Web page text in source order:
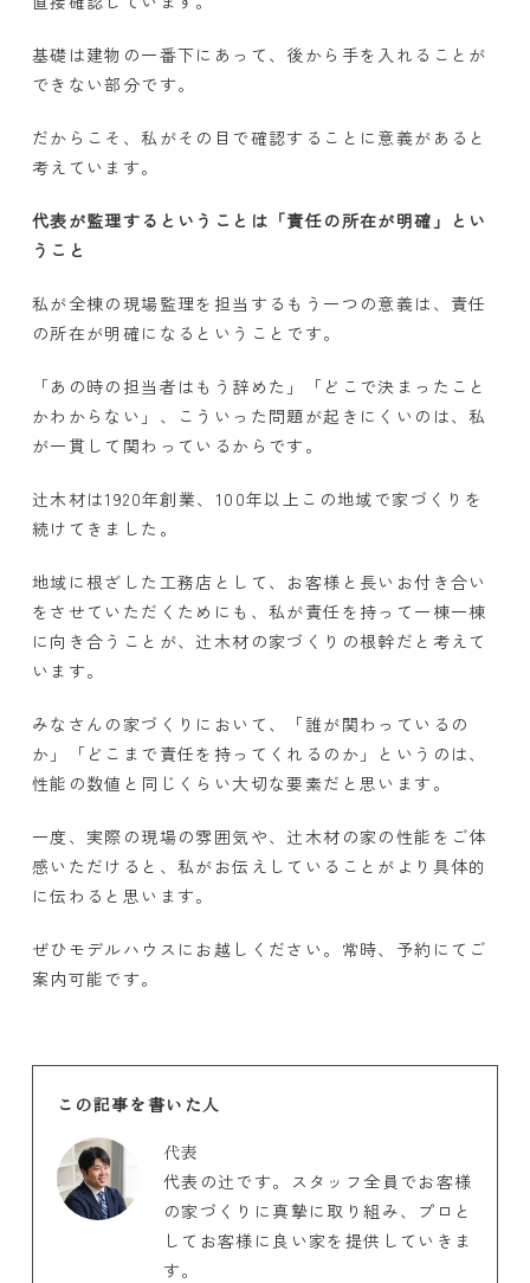
基礎は建物の一番下にあって、後から手を入れることが
できない部分です。
だからこそ、私がその目で確認することに意義があると
考えています。
代表が監理するということは「責任の所在が明確」とい
うこと
私が全棟の現場監理を担当するもう一つの意義は、責任
の所在が明確になるということです。
「あの時の担当者はもう辞めた」「どこで決まったこと
かわからない」、こういった問題が起きにくいのは、私
が一貫して関わっているからです。
辻木材は1920年創業、 100年以上この地域で家づくりを
続けてきました。
地域に根ざした工務店として、お客様と長いお付き合い
をさせていただくためにも、私が責任を持って一棟一棟
に向き合うことが、辻木材の家づくりの根幹だと考えて
います。
みなさんの家づくりにおいて、「誰が関わっているの
か」「どこまで責任を持ってくれるのか」というのは、
性能の数値と同じくらい大切な要素だと思います。
一度、実際の現場の雰囲気や、辻木材の家の性能をご体
感いただけると、私がお伝えしていることがより具体的
に伝わると思います。
ぜひモデルハウスにお越しください。常時、予約にてご
案内可能です。
この記事を書いた人
代表
代表の辻です。スタッフ全員でお客様
の家づくりに真摯に取り組み、プロと
してお客様に良い家を提供していきま
す。